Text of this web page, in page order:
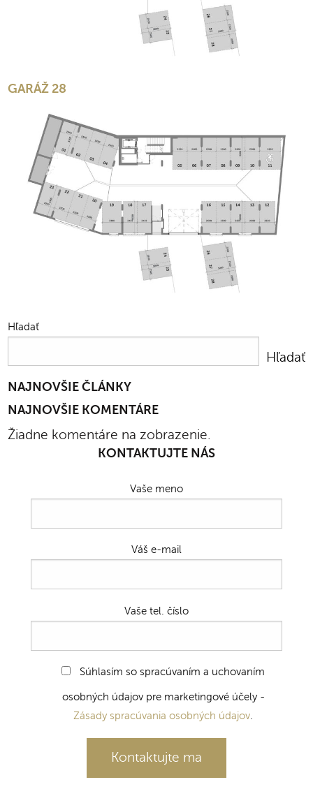
GARÁŽ 28
Hľadať
Hľadať
NAJNOVŠIE ČLÁNKY
NAJNOVŠIE KOMENTÁRE
Žiadne komentáre na zobrazenie.
KONTAKTUJTE NÁS
Vaše meno
Váš e-mail
Vaše tel. číslo
Súhlasím so spracúvaním a uchovaním
osobných údajov pre marketingové účely -
Zásady spracúvania osobných údajov.